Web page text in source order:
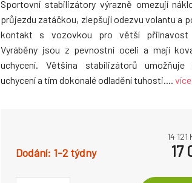
Sportovní stabilizátory výrazně omezují
průjezdu zatáčkou, zlepšují odezvu volantu a
kontakt s vozovkou pro větší
Vyráběny jsou z pevnostní oceli a mají
uchycení. Většina stabilizátorů umožňuje
uchycení a tím dokonalé odladění tuhosti.... více
14 121
1-2 týdny 17